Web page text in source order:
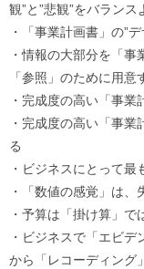
観”と”悲観”をバラン
・「事業計画書」の”
・情報の大部分を「
「参照」のために用意
・完成度の高い「事
・完成度の高い「事
る
・ビジネスにとって
・「数値の感覚」は、
・予算は「掛け算」で
・ビジネスで「エビ
から「レコーディング